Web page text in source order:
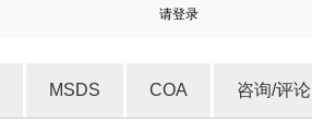
请登录
MSDS COA 咨询/评论